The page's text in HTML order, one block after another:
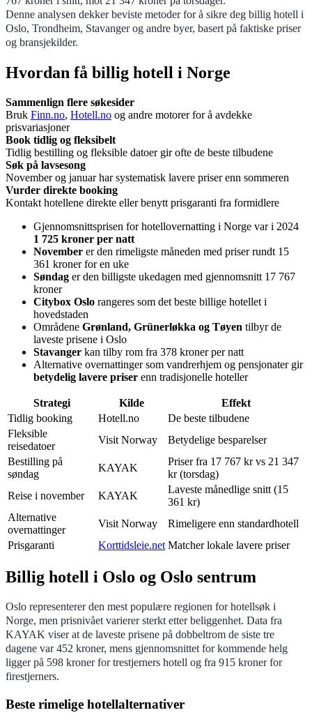
Denne analysen dekker beviste metoder for å sikre deg billig hotell i
Oslo, Trondheim, Stavanger og andre byer, basert på faktiske priser
og bransjekilder.
Hvordan få billig hotell i Norge
Sammenlign flere søkesider
Bruk Finn.no, Hotell.no og andre motorer for å avdekke
prisvariasjoner
Book tidlig og fleksibelt
Tidlig bestilling og fleksible datoer gir ofte de beste tilbudene
Søk på lavsesong
November og januar har systematisk lavere priser enn sommeren
Vurder direkte booking
Kontakt hotellene direkte eller benytt prisgaranti fra formidlere
Gjennomsnittsprisen for hotellovernatting i Norge var i 2024
1 725 kroner per natt
November er den rimeligste måneden med priser rundt 15
361 kroner for en uke
Søndag er den billigste ukedagen med gjennomsnitt 17 767
kroner
Citybox Oslo rangeres som det beste billige hotellet i
hovedstaden
Områdene Grønland, Grünerløkka og Tøyen tilbyr de
laveste prisene i Oslo
Stavanger kan tilby rom fra 378 kroner per natt
Alternative overnattinger som vandrerhjem og pensjonater gir
betydelig lavere priser enn tradisjonelle hoteller
Strategi Kilde
Effekt
Tidlig booking
Hotell.no
De beste tilbudene
Fleksible
reisedatoer
Visit Norway
Betydelige besparelser
Bestilling på
søndag
KAYAK
Priser fra 17 767 kr vs 21 347
kr (torsdag)
Reise i november
KAYAK
Laveste månedlige snitt (15
361 kr)
Alternative
overnattinger
Visit Norway
Rimeligere enn standardhotell
Prisgaranti
Korttidsleie.net Matcher lokale lavere priser
Billig hotell i Oslo og Oslo sentrum
Oslo representerer den mest populære regionen for hotellsøk i
Norge, men prisnivået varierer sterkt etter beliggenhet. Data fra
KAYAK viser at de laveste prisene på dobbeltrom de siste tre
dagene var 452 kroner, mens gjennomsnittet for kommende helg
ligger på 598 kroner for trestjerners hotell og fra 915 kroner for
firestjerners.
Beste rimelige hotellalternativer